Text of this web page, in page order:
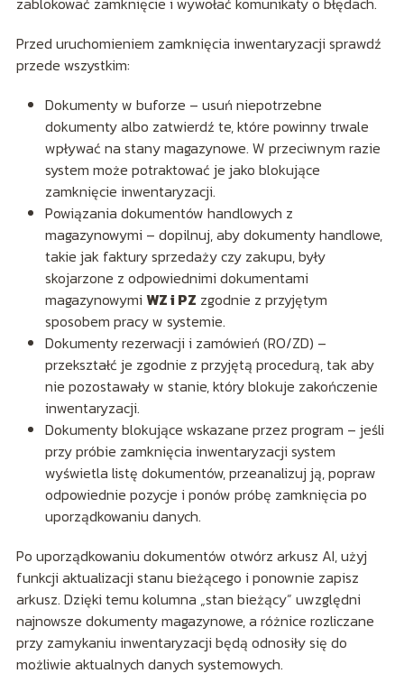
Przed uruchomieniem zamknięcia inwentaryzacji sprawdź
przede wszystkim:
Dokumenty w buforze – usuń niepotrzebne
dokumenty albo zatwierdź te, które powinny trwale
wpływać na stany magazynowe. W przeciwnym razie
system może potraktować je jako blokujące
zamknięcie inwentaryzacji.
Powiązania dokumentów handlowych z
magazynowymi – dopilnuj, aby dokumenty handlowe,
takie jak faktury sprzedaży czy zakupu, były
skojarzone z odpowiednimi dokumentami
magazynowymi WZ i PZ zgodnie z przyjętym
sposobem pracy w systemie.
Dokumenty rezerwacji i zamówień (RO/ZD) –
przekształć je zgodnie z przyjętą procedurą, tak aby
nie pozostawały w stanie, który blokuje zakończenie
inwentaryzacji.
Dokumenty blokujące wskazane przez program – jeśli
przy próbie zamknięcia inwentaryzacji system
wyświetla listę dokumentów, przeanalizuj ją, popraw
odpowiednie pozycje i ponów próbę zamknięcia po
uporządkowaniu danych.
Po uporządkowaniu dokumentów otwórz arkusz AI, użyj
funkcji aktualizacji stanu bieżącego i ponownie zapisz
arkusz. Dzięki temu kolumna „stan bieżący” uwzględni
najnowsze dokumenty magazynowe, a różnice rozliczane
przy zamykaniu inwentaryzacji będą odnosiły się do
możliwie aktualnych danych systemowych.